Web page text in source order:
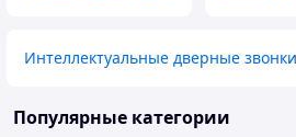
Интеллектуальные дверные
Популярные категории